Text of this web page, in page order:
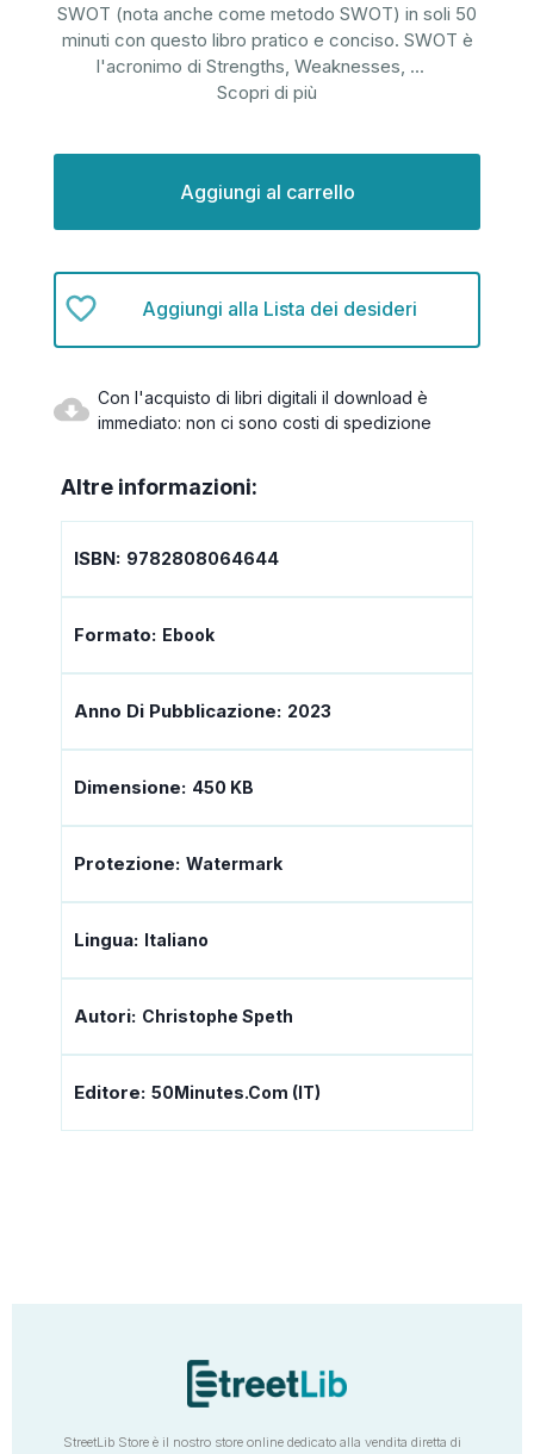
SWOT (nota anche come metodo SWOT) in soli 50
minuti con questo libro pratico e conciso. SWOT è
l'acronimo di Strengths, Weaknesses, ...
Scopri di più
Aggiungi alla Lista dei desideri
Con l'acquisto di libri digitali il download è
immediato: non ci sono costi di spedizione
Altre informazioni:
ISBN: 9782808064644
Formato: Ebook
Anno Di Pubblicazione: 2023
Dimensione: 450 KB
Protezione: Watermark
Lingua: Italiano
Autori: Christophe Speth
Editore: 50Minutes.com (IT)
StreetLib Store è il nostro store online dedicato alla vendita diretta di